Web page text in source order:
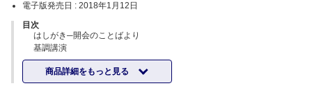
電子版発売日 : 2018年1月12日
目次
はしがき─開会のことばより
基調講演
乳児期におけるかかわることと心への気づき
ミニ・レクチャー1
想像するちから
商品詳細をもっと見る